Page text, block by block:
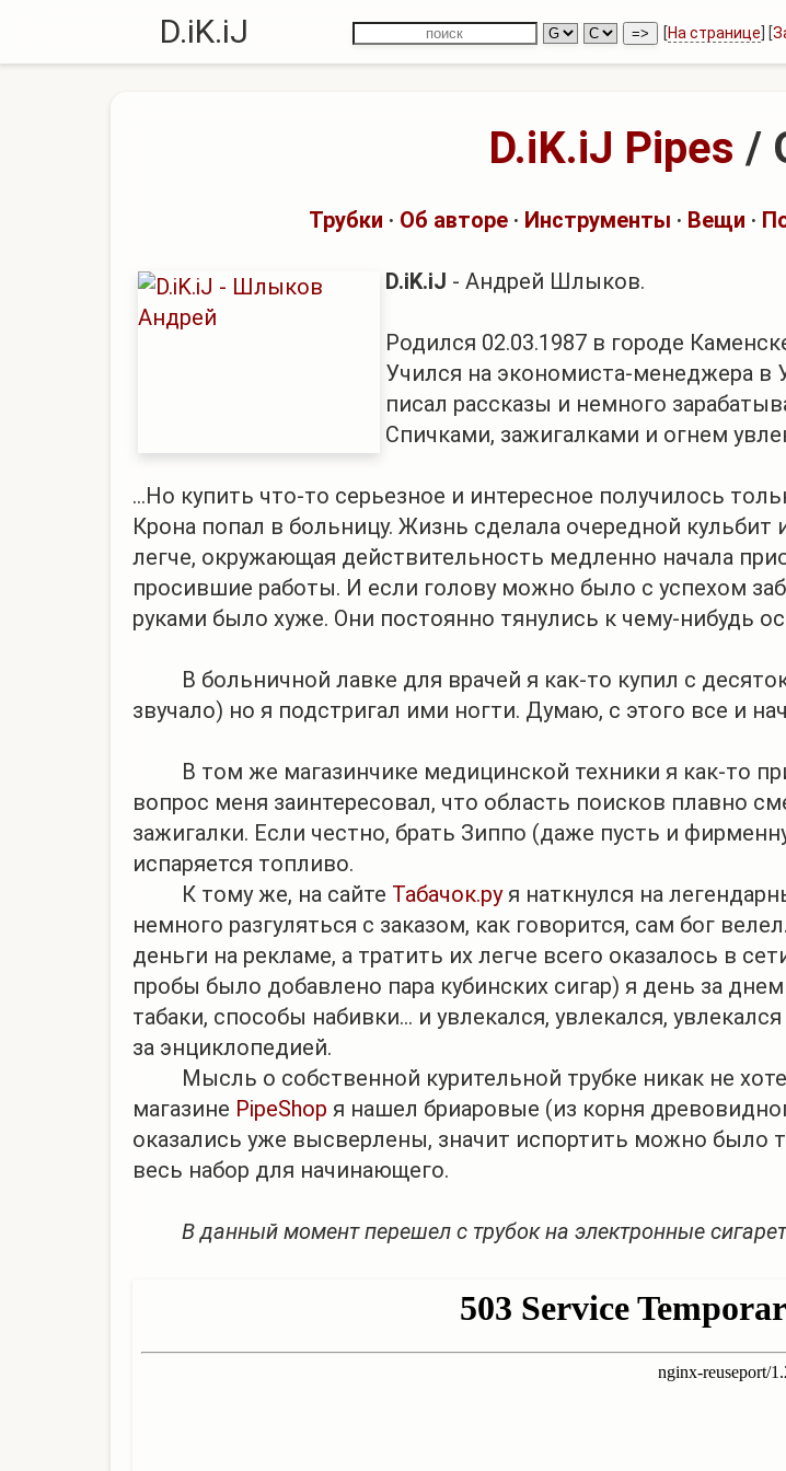
D.iK.iJ [На странице ] [
D.iK.iJ Pipes /
Трубки · Об авторе· Инструменты · Вещи ·
D.iK.iJ - Андрей Шлыков.
Родился 02.03.1987 в городе
Учился на экономиста-менеджера
писал рассказы и немного
Спичками, зажигалками и огнем
...Но купить что-то серьезное и интересное получилось
Крона попал в больницу. Жизнь сделала очередной кульбит
легче, окружающая действительность медленно начала
просившие работы. И если голову можно было с успехом
руками было хуже. Они постоянно тянулись к чему-нибудь
В больничной лавке для врачей я как-то купил с
звучало) но я подстригал ими ногти. Думаю, с этого все и
В том же магазинчике медицинской техники я как-то
вопрос меня заинтересовал, что область поисков плавно
зажигалки. Если честно, брать Зиппо (даже пусть и
испаряется топливо.
К тому же, на сайте Табачок.руя наткнулся на
немного разгуляться с заказом, как говорится, сам бог
деньги на рекламе, а тратить их легче всего оказалось в
пробы было добавлено пара кубинских сигар) я день за
табаки, способы набивки... и увлекался, увлекался,
за энциклопедией.
Мысль о собственной курительной трубке никак не
магазине PipeShop я нашел бриаровые (из корня
оказались уже высверлены, значит испортить можно было
весь набор для начинающего.
В данный момент перешел с трубок на электронные